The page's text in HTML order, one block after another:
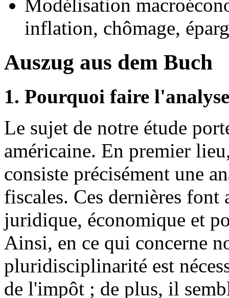
Modélisation
inflation, chômage,
Auszug aus dem Buch
1. Pourquoi faire
Le sujet de notre étude
américaine. En premier
consiste précisément une
fiscales. Ces dernières font
juridique, économique et
Ainsi, en ce qui concerne
pluridisciplinarité est
de l'impôt ; de plus, il